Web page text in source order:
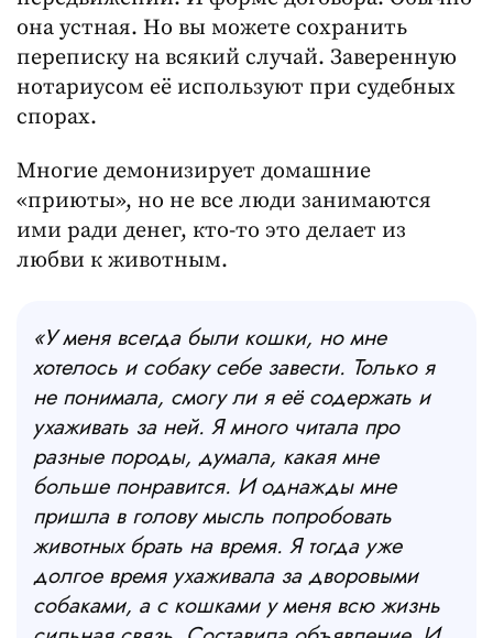
она устная. Но вы можете сохранить
переписку на всякий случай. Заверенную
нотариусом её используют при судебных
спорах.
Многие демонизирует домашние
«приюты», но не все люди занимаются
ими ради денег, кто-то это делает из
любви к животным.
«У меня всегда были кошки, но мне
хотелось и собаку себе завести. Только я
не понимала, смогу ли я её содержать и
ухаживать за ней. Я много читала про
разные породы, думала, какая мне
больше понравится. И однажды мне
пришла в голову мысль попробовать
животных брать на время. Я тогда уже
долгое время ухаживала за дворовыми
собаками, а с кошками у меня всю жизнь